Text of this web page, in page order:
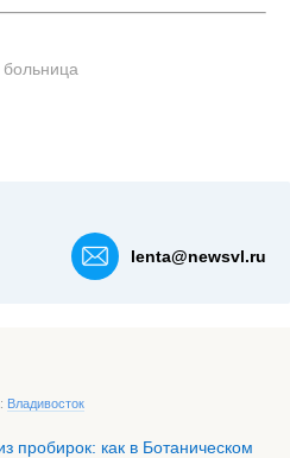
lenta@newsvl.ru
Владивосток
пробирок: как в Ботаническом